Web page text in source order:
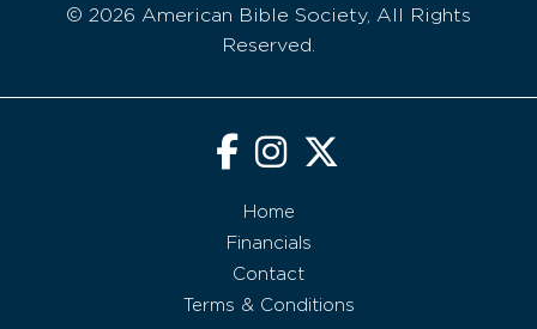
© 2026 American Bible Society, All Rights
Reserved.
Home
Financials
Contact
Terms & Conditions